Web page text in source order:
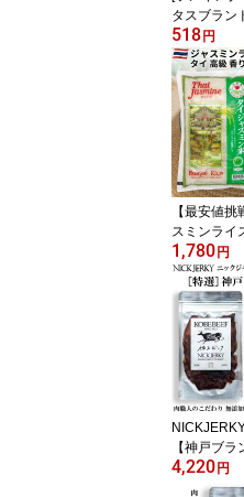
タスブラン
パー 生春巻
150g 巻き
イプ 【TV
れた ベス
ーパー】
フリー 添
ルーツ生春
518 円
【最安値
スミンライ
料理、チャ
ー、ガパオ
政府認証品
ne rice タ
米 エスニ
ルデンロー
1,780 円
【神戸ブ
ジャーキー
ーキー 食
4,220 円